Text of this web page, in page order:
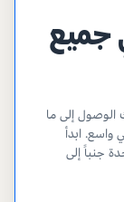
جميع
الوصول إلى ما
واسع. ابدأ
جنباً إلى